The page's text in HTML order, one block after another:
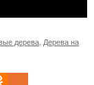
дерева, Дерева на